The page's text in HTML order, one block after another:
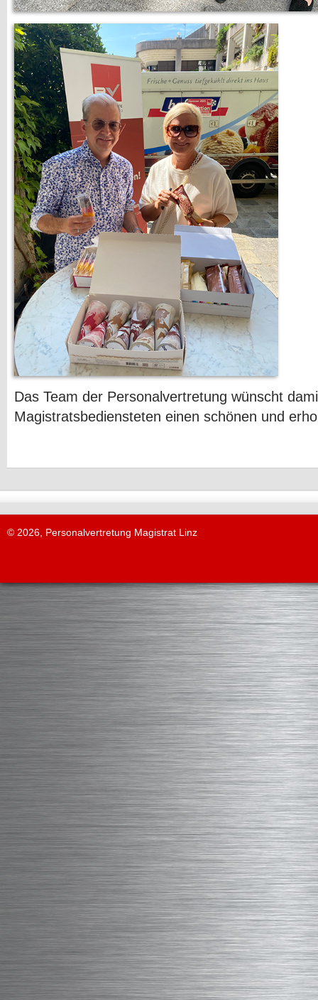
Das Team der Personalvertretung wünscht
Magistratsbediensteten einen schönen und
© 2026, Personalvertretung Magistrat Linz